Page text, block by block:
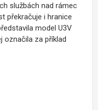
službách nad rámec
překračuje i hranice
model U3V
označila za příklad